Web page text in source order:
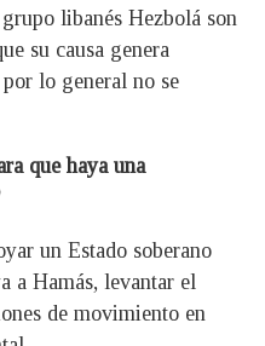
libanés Hezbolá son
su causa genera
lo general no se
que haya una
un Estado soberano
a Hamás, levantar el
de movimiento en